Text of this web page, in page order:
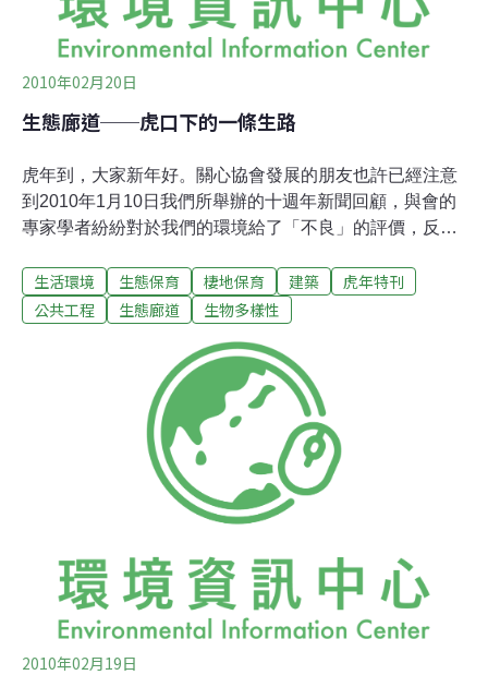
2010年02月20日
生態廊道──虎口下的一條生路
虎年到，大家新年好。關心協會發展的朋友也許已經注意
到2010年1月10日我們所舉辦的十週年新聞回顧，與會的
專家學者紛紛對於我們的環境給了「不良」的評價，反映
應的提昇，甚至還有向下沉淪的傾向。在協會即將邁入第
十個年頭，而等在前面的這個虎年頗有不詳的預兆：就象
口，一分分地加重力道、緊緊地掐住人們賴以維生的大
地、海洋以及天空。然而作為一篇新年特刊，這樣的說法
好像太沈重了些。既然是新年，不妨來換個角度從虎口向
內看，嘗試著在所剩不多的空間中，看看我們能為環境中
艱辛存活的物種保留怎樣的友善生活空間。這個友善的生
活空間，就是即將要提到的生態廊道（Wildlife
Crossing）概念，因為人與自然爭地的結果就是在地表上
著各樣的生活與工作空間。罔顧動物的活
生活環境 生態保育 棲地保育 建築
虎年特刊
公共工程
生態廊道 生物多樣性
2010年02月19日